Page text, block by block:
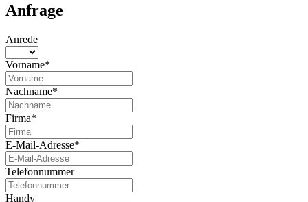
Anfrage
Anrede
Vorname*
Nachname*
Firma*
E-Mail-Adresse*
Telefonnummer
Handy